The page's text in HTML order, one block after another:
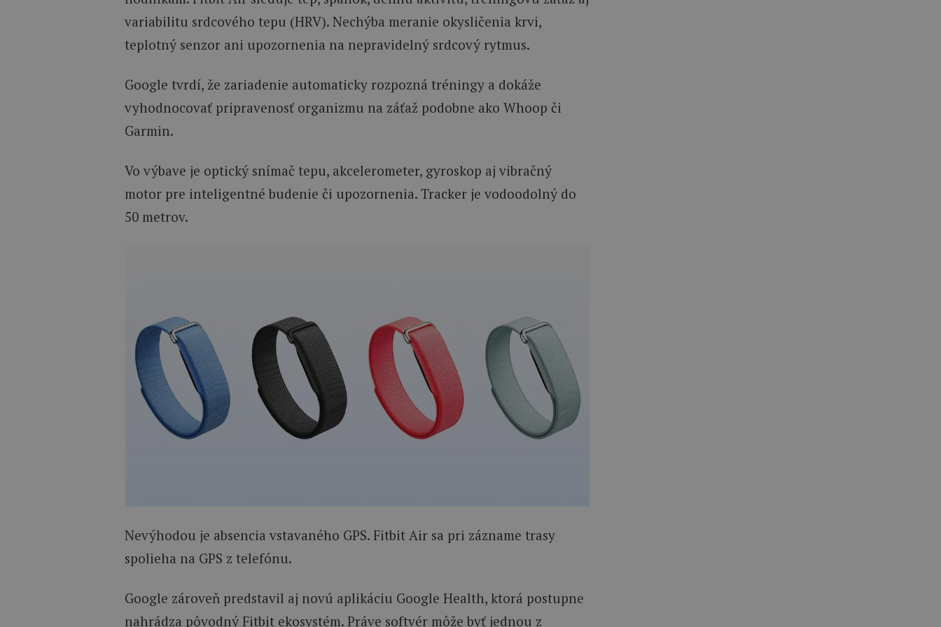
variabilitu srdcového tepu (HRV). Nechýba meranie okysličenia krvi,
teplotný senzor ani upozornenia na nepravidelný srdcový rytmus.
Google tvrdí, že zariadenie automaticky rozpozná tréningy a dokáže
vyhodnocovať pripravenosť organizmu na záťaž podobne ako Whoop či
Garmin.
Vo výbave je optický snímač tepu, akcelerometer, gyroskop aj vibračný
motor pre inteligentné budenie či upozornenia. Tracker je vodoodolný do
50 metrov.
Nevýhodou je absencia vstavaného GPS. Fitbit Air sa pri zázname trasy
spolieha na GPS z telefónu.
Google zároveň predstavil aj novú aplikáciu Google Health, ktorá postupne
nahrádza pôvodný Fitbit ekosystém. Práve softvér môže byť jednou z